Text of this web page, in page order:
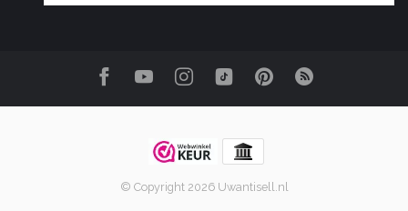
© Copyright 2026 Uwantisell.nl